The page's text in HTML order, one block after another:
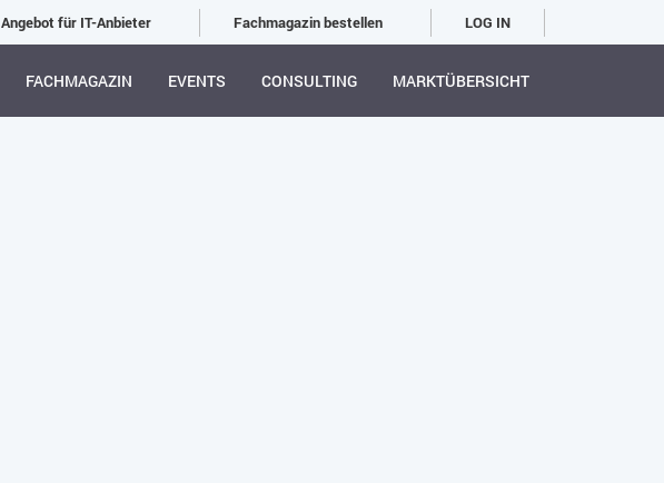
Angebot für IT-Anbieter Fachmagazin bestellen LOG IN
FACHMAGAZIN EVENTS CONSULTING MARKTÜBERSICHT